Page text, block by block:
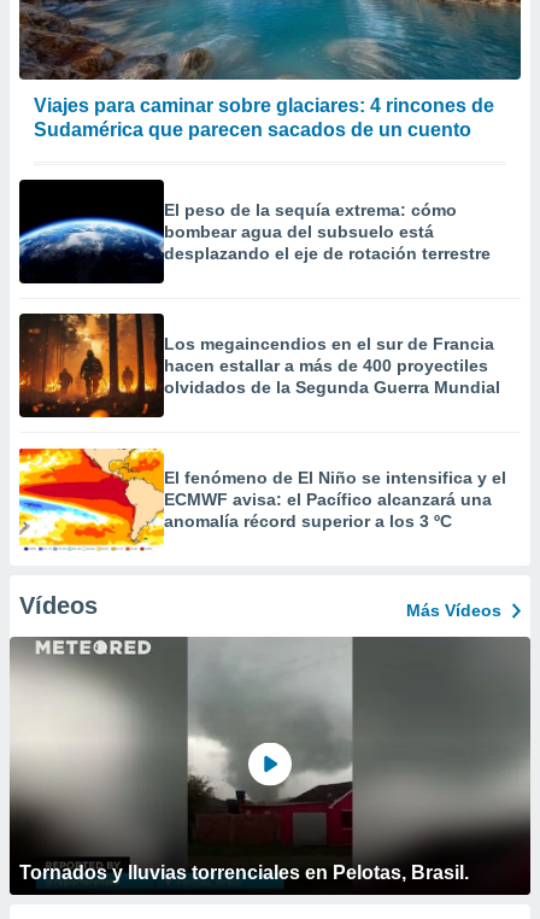
Viajes para caminar sobre glaciares: 4 rincones de
Sudamérica que parecen sacados de un cuento
El peso de la sequía extrema: cómo
bombear agua del subsuelo está
desplazando el eje de rotación terrestre
Los megaincendios en el sur de Francia
hacen estallar a más de 400 proyectiles
olvidados de la Segunda Guerra Mundial
El fenómeno de El Niño se intensifica y el
ECMWF avisa: el Pacífico alcanzará una
anomalía récord superior a los 3 ºC
Vídeos Más Vídeos
Tornados y lluvias torrenciales en Pelotas, Brasil.